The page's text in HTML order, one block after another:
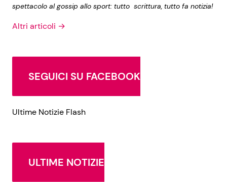
spettacolo al gossip allo sport: tutto scrittura, tutto fa notizia!
Altri articoli →
SEGUICI SU FACEBOOK
Ultime Notizie Flash
ULTIME NOTIZIE